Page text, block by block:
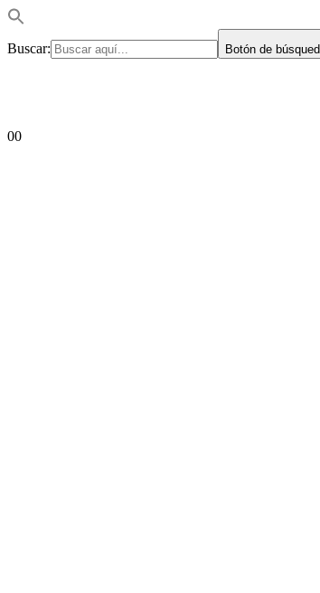
Buscar: Botón de
00